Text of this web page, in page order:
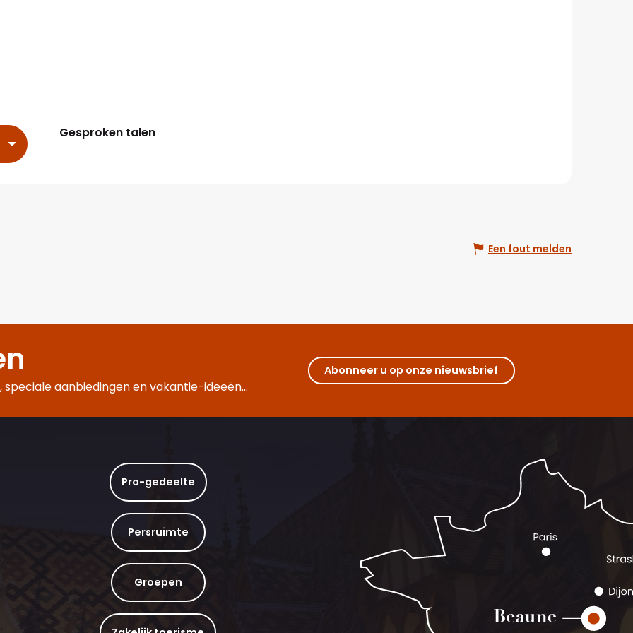
Gesproken talen
Gesproken talen
Een fout melden
aanbiedingen en vakantie-ideeën...
Abonneer u op onze nieuwsbrief
Pro-gedeelte
Persruimte
Groepen